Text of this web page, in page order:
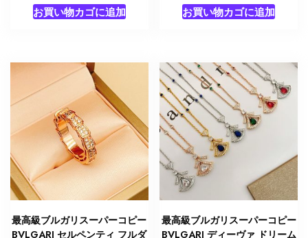
お買い物カゴに追加 お買い物カゴに追加
最高級ブルガリスーパーコピー
BVLGARI セルペンティ フルダ
最高級ブルガリスーパーコピー
BVLGARI ディーヴァ ドリーム